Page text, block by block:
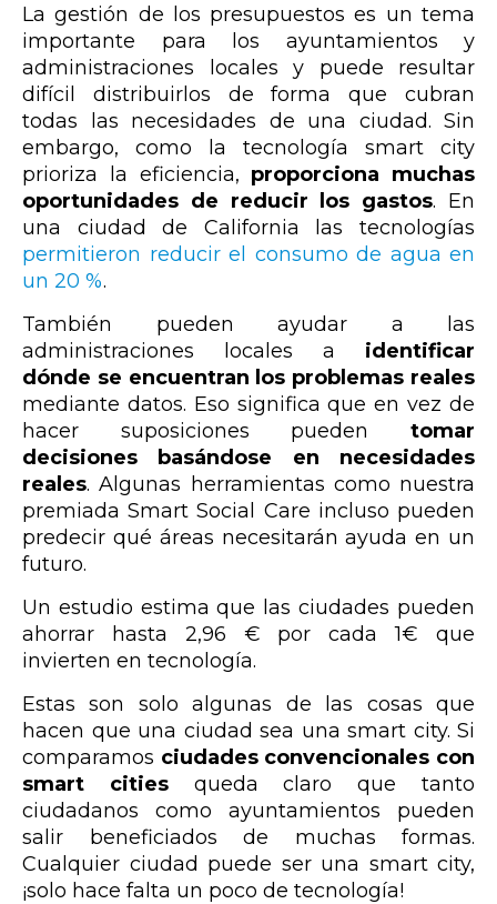
La gestión de los presupuestos es un tema
importante para los ayuntamientos y
administraciones locales y puede resultar
difícil distribuirlos de forma que cubran
todas las necesidades de una ciudad. Sin
embargo, como la tecnología smart city
prioriza la eficiencia, proporciona muchas
oportunidades de reducir los gastos. En
una ciudad de California las tecnologías
permitieron reducir el consumo de agua en
un 20 %.
También pueden ayudar a las
administraciones locales a identificar
dónde se encuentran los problemas reales
mediante datos. Eso significa que en vez de
hacer suposiciones pueden tomar
decisiones basándose en necesidades
reales. Algunas herramientas como nuestra
premiada Smart Social Care incluso pueden
predecir qué áreas necesitarán ayuda en un
futuro.
Un estudio estima que las ciudades pueden
ahorrar hasta 2,96 € por cada 1€ que
invierten en tecnología.
Estas son solo algunas de las cosas que
hacen que una ciudad sea una smart city. Si
comparamos ciudades convencionales con
smart citiesqueda claro que tanto
ciudadanos como ayuntamientos pueden
salir beneficiados de muchas formas.
Cualquier ciudad puede ser una smart city,
¡solo hace falta un poco de tecnología!